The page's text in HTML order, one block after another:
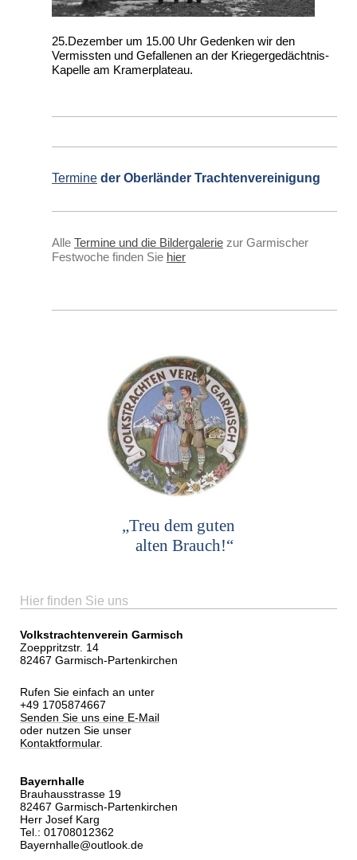
25.Dezember um 15.00 Uhr Gedenken wir den
Vermissten und Gefallenen an der Kriegergedächtnis-
Kapelle am Kramerplateau.
Termine der Oberländer Trachtenvereinigung
Alle Termine und die Bildergalerie zur Garmischer
Festwoche finden Sie hier
„Treu dem guten
alten Brauch!“
Hier finden Sie uns
Volkstrachtenverein Garmisch
Zoeppritzstr. 14
82467 Garmisch-Partenkirchen
Rufen Sie einfach an unter
+49 1705874667
Senden Sie uns eine E-Mail
oder nutzen Sie unser
Kontaktformular.
Bayernhalle
Brauhausstrasse 19
82467 Garmisch-Partenkirchen
Herr Josef Karg
Tel.: 01708012362
Bayernhalle@outlook.de